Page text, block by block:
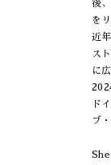
後
を
近
ス
に
ド
ブ